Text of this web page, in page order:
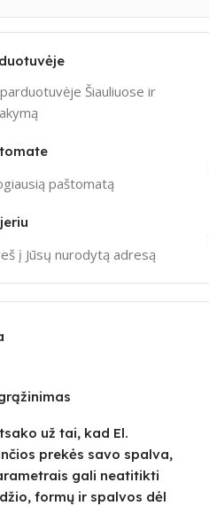
Šiauliuose ir
paštomatą
į Jūsų nurodytą adresą
už tai, kad El.
prekės savo spalva,
gali neatitikti
formų ir spalvos dėl